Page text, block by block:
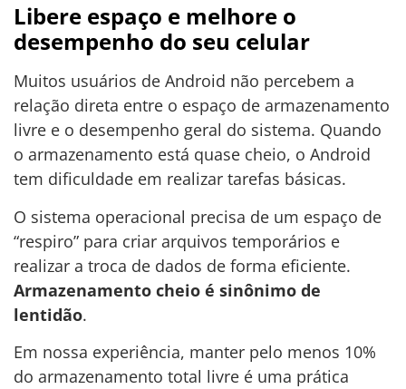
Libere espaço e melhore o
desempenho do seu celular
Muitos usuários de Android não percebem a
relação direta entre o espaço de armazenamento
livre e o desempenho geral do sistema. Quando
o armazenamento está quase cheio, o Android
tem dificuldade em realizar tarefas básicas.
O sistema operacional precisa de um espaço de
“respiro” para criar arquivos temporários e
realizar a troca de dados de forma eficiente.
Armazenamento cheio é sinônimo de
lentidão.
Em nossa experiência, manter pelo menos 10%
do armazenamento total livre é uma prática